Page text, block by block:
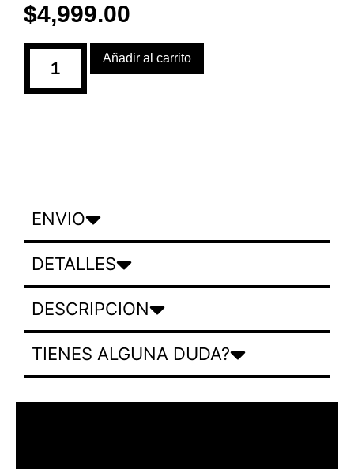
$4,999.00
Añadir al carrito
ENVIO
DETALLES
DESCRIPCION
TIENES ALGUNA DUDA?